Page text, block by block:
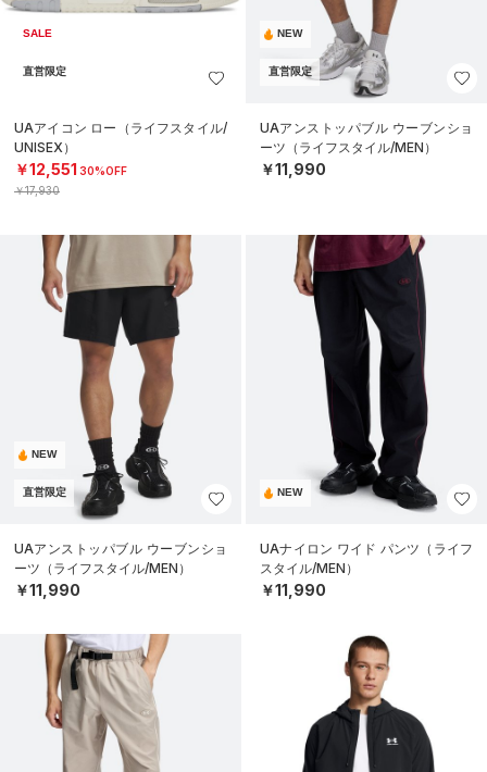
SALE
直営限定
UAアイコン ロー（ライフスタイル/
UNISEX）
￥12,551 30%OFF
￥17,930
NEW
直営限定
UAアンストッパブル ウーブンショ
ーツ（ライフスタイル/MEN）
￥11,990
NEW
直営限定
UAアンストッパブル ウーブンショ
ーツ（ライフスタイル/MEN）
￥11,990
NEW
UAナイロン ワイド パンツ（ライフ
スタイル/MEN）
￥11,990